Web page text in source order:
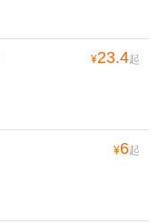
¥23.4起
¥6起